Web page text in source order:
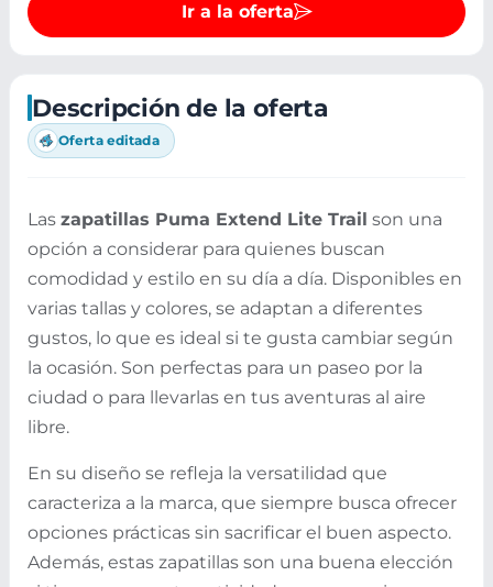
Ir a la oferta
Descripción de la oferta
Oferta editada
Las zapatillas Puma Extend Lite Trail son una
opción a considerar para quienes buscan
comodidad y estilo en su día a día. Disponibles en
varias tallas y colores, se adaptan a diferentes
gustos, lo que es ideal si te gusta cambiar según
la ocasión. Son perfectas para un paseo por la
ciudad o para llevarlas en tus aventuras al aire
libre.
En su diseño se refleja la versatilidad que
caracteriza a la marca, que siempre busca ofrecer
opciones prácticas sin sacrificar el buen aspecto.
Además, estas zapatillas son una buena elección